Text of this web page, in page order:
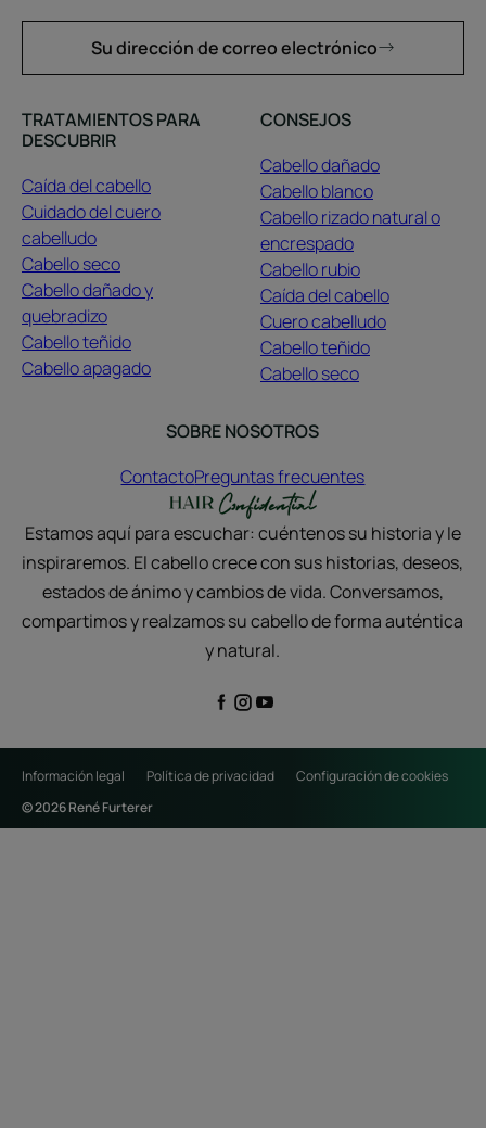
Su dirección de correo electrónico
TRATAMIENTOS PARA
DESCUBRIR
Caída del cabello
Cuidado del cuero
cabelludo
Cabello seco
Cabello dañado y
quebradizo
Cabello teñido
Cabello apagado
CONSEJOS
Cabello dañado
Cabello blanco
Cabello rizado natural o
encrespado
Cabello rubio
Caída del cabello
Cuero cabelludo
Cabello teñido
Cabello seco
SOBRE NOSOTROS
ContactoPreguntas frecuentes
Estamos aquí para escuchar: cuéntenos su historia y le
inspiraremos. El cabello crece con sus historias, deseos,
estados de ánimo y cambios de vida. Conversamos,
compartimos y realzamos su cabello de forma auténtica
y natural.
Información legal Política de privacidad
Configuración de cookies
© 2026 René Furterer